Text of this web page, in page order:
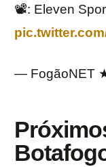
📽️: Eleven
— FogãoNET